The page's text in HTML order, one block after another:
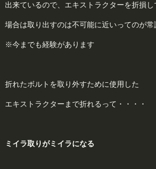
出来ているので、エキストラクターを折損し
場合は取り出すのは不可能に近いってのが常
※今までも経験があります
折れたボルトを取り外すために使用した
エキストラクターまで折れるって・・・・
ミイラ取りがミイラになる